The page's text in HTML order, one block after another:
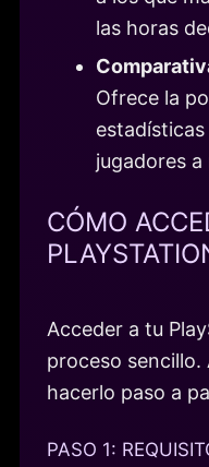
las horas
Ofrece la
jugadores a
CÓMO
Acceder a tu
proceso sencillo.
hacerlo paso a
PASO 1: